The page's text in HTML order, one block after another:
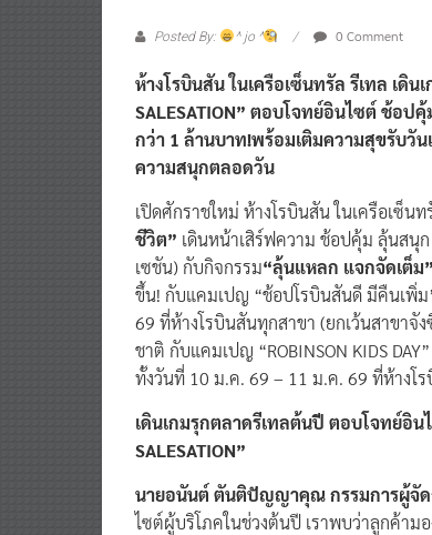
Posted By: ^ jo ^ 0 Comment
ห้างโรบินสัน ในเครือเซ็นทรัล รีเทล เดิ
SALESATION” ตอบโจทย์อินไซต์ ช้อ
กว่า 1 ล้านบาท!พร้อมเติมความสุขรับวัน
ความสนุกตลอดวัน
เปิดศักราชใหม่ ห้างโรบินสัน ในเครือเซ็น
ชีวิต” เดินหน้าเสิร์ฟความ ช้อปคุ้ม ลุ้นสนุ
เซชัน) กับกิจกรรม“ลุ้นแหลก แจกจัดเต็ม”
ขึ้น! กับแคมเปญ “ช้อปโรบินสันดี มีคืนเพิ่
69 ที่ห้างโรบินสันทุกสาขา (ยกเว้นสาขาจั
ชาติ กับแคมเปญ “ROBINSON KIDS
ทั้งวันที่ 10 ม.ค. 69 – 11 ม.ค. 69 ที่ห้างโ
เดินเกมรุกตลาดรีเทลต้นปี ตอบโจทย์อิน
SALESATION”
นายอนันต์ ตันติปัญญาคุณ กรรมการผู้จัด
ไซต์ผู้บริโภคในช่วงต้นปี เราพบว่าลูกค้า